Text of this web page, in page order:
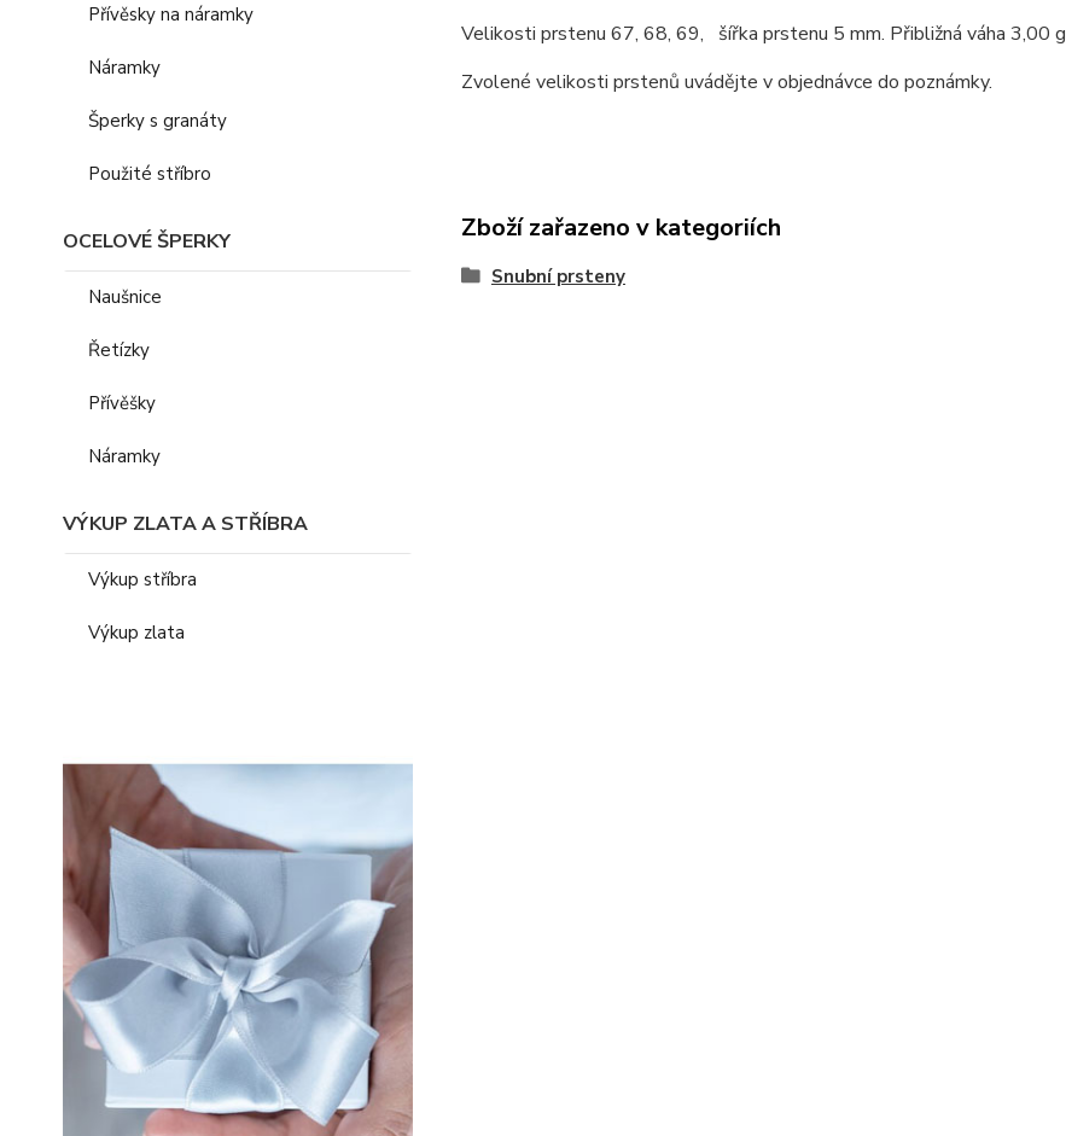
Přívěsky na náramky
Náramky
Šperky s granáty
Použité stříbro
OCELOVÉ ŠPERKY
Naušnice
Řetízky
Přívěšky
Náramky
VÝKUP ZLATA A STŘÍBRA
Výkup stříbra
Výkup zlata
Velikosti prstenu 67, 68, 69, šířka prstenu 5 mm. Přibližná váha 3,00 g
Zvolené velikosti prstenů uvádějte v objednávce do poznámky.
Zboží zařazeno v kategoriích
Snubní prsteny